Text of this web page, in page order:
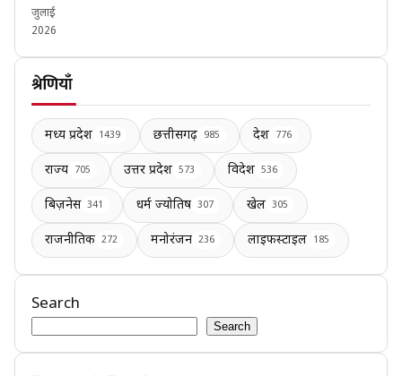
जुलाई
2026
श्रेणियाँ
मध्य प्रदेश 1439 छत्तीसगढ़ 985 देश 776
राज्य 705 उत्तर प्रदेश 573 विदेश 536
बिज़नेस 341 धर्म ज्योतिष 307 खेल 305
राजनीतिक 272 मनोरंजन 236 लाइफस्टाइल 185
Search
Search